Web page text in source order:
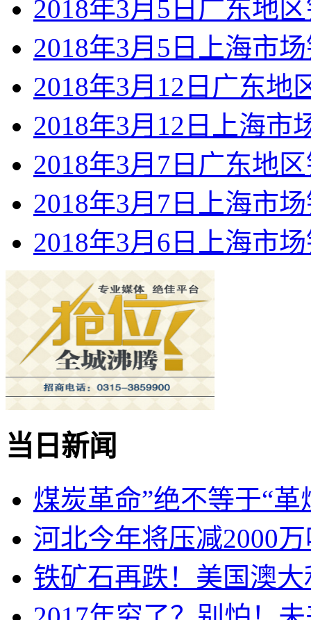
2018年3月5日广东地
2018年3月5日上海市
2018年3月12日广东地
2018年3月12日上海市
2018年3月7日广东地
2018年3月7日上海市
2018年3月6日上海市
当日新闻
煤炭革命”绝不等于“革
河北今年将压减2000
铁矿石再跌！美国澳